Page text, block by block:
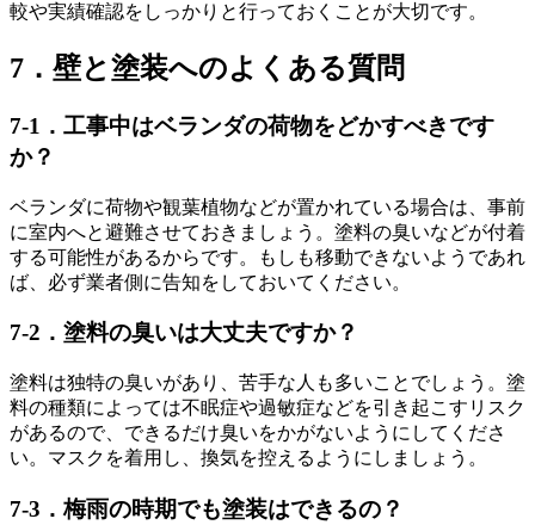
較や実績確認をしっかりと行っておくことが大切です。
7．壁と塗装へのよくある質問
7-1．工事中はベランダの荷物をどかすべきです
か？
ベランダに荷物や観葉植物などが置かれている場合は、事前
に室内へと避難させておきましょう。塗料の臭いなどが付着
する可能性があるからです。もしも移動できないようであれ
ば、必ず業者側に告知をしておいてください。
7-2．塗料の臭いは大丈夫ですか？
塗料は独特の臭いがあり、苦手な人も多いことでしょう。塗
料の種類によっては不眠症や過敏症などを引き起こすリスク
があるので、できるだけ臭いをかがないようにしてくださ
い。マスクを着用し、換気を控えるようにしましょう。
7-3．梅雨の時期でも塗装はできるの？